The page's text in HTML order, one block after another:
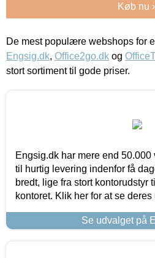
Køb nu
De mest populære webshops for
Engsig.dk, Office2go.dk og
stort sortiment til gode priser.
Engsig.dk har mere end
til hurtig levering indenfor få
bredt, lige fra stort kontorudstyr
kontoret. Klik her for at se deres
Se udvalget på